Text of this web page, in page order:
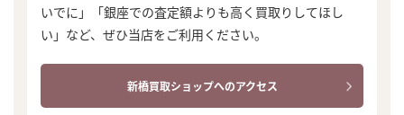
いでに」「銀座での査定額よりも高く買取りしてほし
い」など、ぜひ当店をご利用ください。
新橋買取ショップへのアクセス